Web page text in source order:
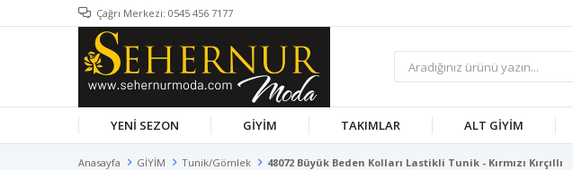
Çağrı Merkezi: 0545 456 7177
YENİ SEZON GİYİM TAKIMLAR ALT GİYİM
Anasayfa GİYİM Tunik/Gömlek 48072 Büyük Beden Kolları Lastikli Tunik - Kırmızı Kırçıllı